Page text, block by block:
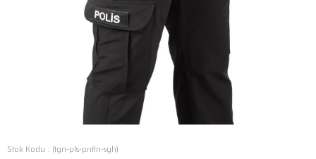
Stok Kodu (tgn-pls-pntln-syh)